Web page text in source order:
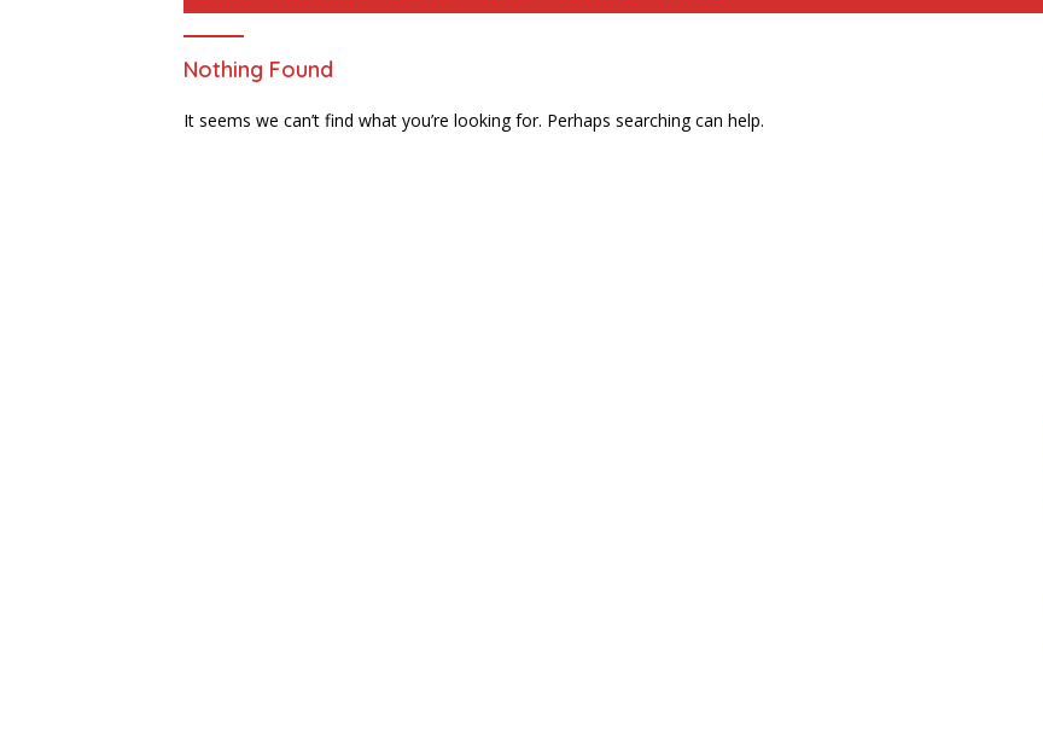
Nothing Found
It seems we can’t find what you’re looking for. Perhaps searching can help.